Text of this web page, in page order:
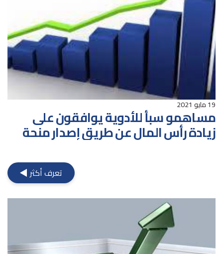
مساهمو سبأ للأدوية يوافقون على
زيادة رأس المال عن طريق إصدار منحة
19 مايو 2021
تعرف أكثر